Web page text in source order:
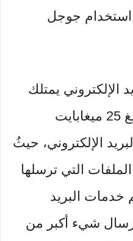
جوجل
يمتلك
الجيميل (Gmail) حدًا يبلغ 25 ميغابايت
الإلكتروني، حيثُ
التي ترسلها
خدمات البريد
إرسال شيء أكبر من